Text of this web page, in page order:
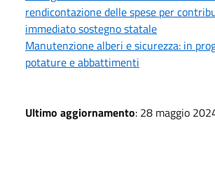
rendicontazione delle spese per
immediato sostegno statale
Manutenzione alberi e sicurezza: in
potature e abbattimenti
Ultimo aggiornamento: 28 maggio